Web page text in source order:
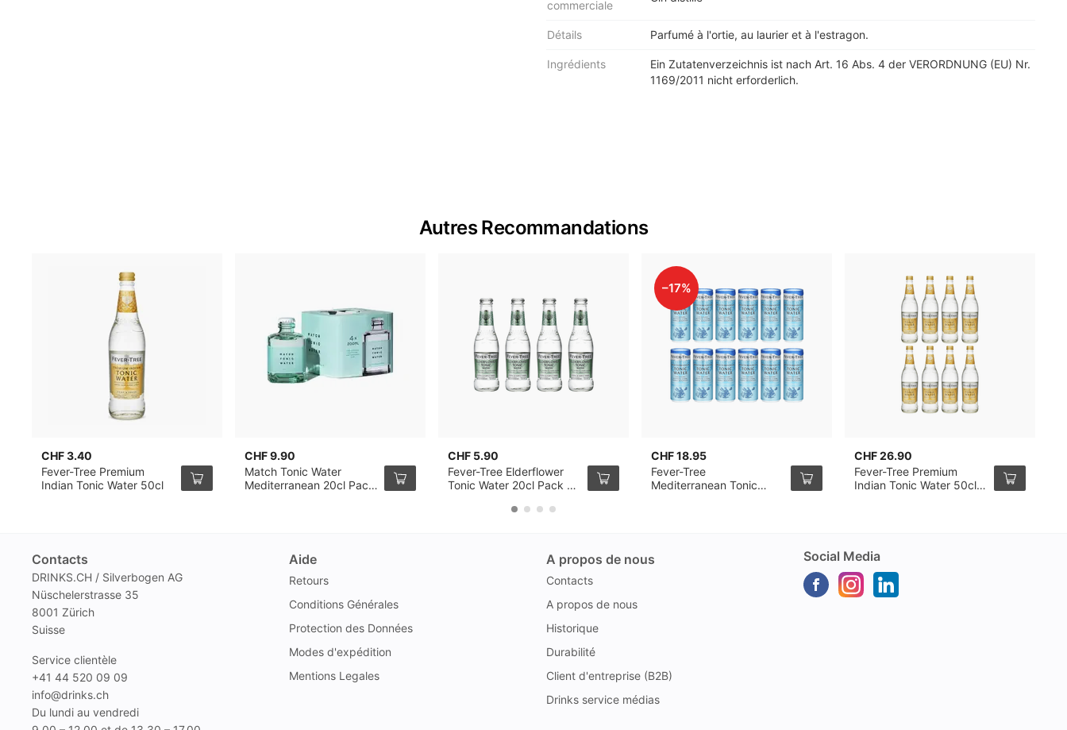
commerciale
Détails Parfumé à l'ortie, au laurier et à l'estragon.
Ingrédients
Ein Zutatenverzeichnis ist nach Art. 16 Abs. 4 der VERORDNUNG (EU) Nr.
1169/2011 nicht erforderlich.
Autres Recommandations
CHF 3.40
Fever-Tree Premium
Indian Tonic Water 50cl
CHF 9.90
Match Tonic Water
Mediterranean 20cl Pack
CHF 5.90
Fever-Tree Elderflower
Tonic Water 20cl Pack de
–17%
CHF 18.95
Fever-Tree
Mediterranean Tonic
CHF 26.90
Fever-Tree Premium
Indian Tonic Water 50cl
Contacts
DRINKS.CH / Silverbogen AG
Nüschelerstrasse 35
8001 Zürich
Suisse
Service clientèle
+41 44 520 09 09
info@drinks.ch
Du lundi au vendredi
Aide
Retours
Conditions Générales
Protection des Données
Modes d'expédition
Mentions Legales
A propos de nous
Contacts
A propos de nous
Historique
Durabilité
Client d'entreprise (B2B)
Drinks service médias
Social Media